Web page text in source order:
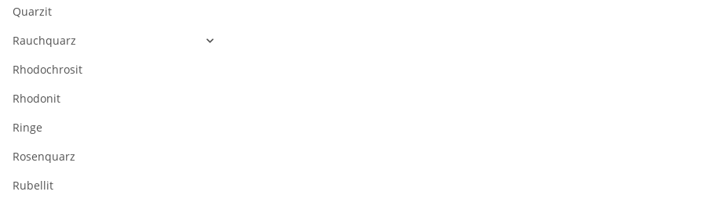
Quarzit
Rauchquarz
Rhodochrosit
Rhodonit
Ringe
Rosenquarz
Rubellit